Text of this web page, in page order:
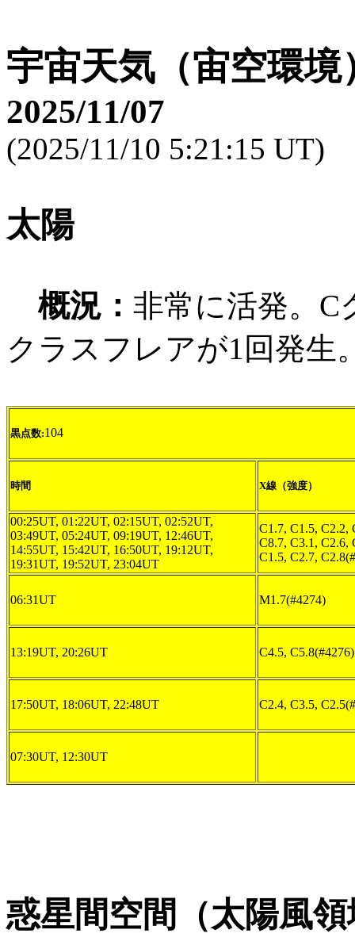
宇宙天気（宙空環境
2025/11/07
(2025/11/10 5:21:15 UT)
太陽
概況： 非常に活発。C
クラスフレアが1回発生
黒点数:104
時間 X線（強度）
00:25UT, 01:22UT, 02:15UT, 02:52UT,
03:49UT, 05:24UT, 09:19UT, 12:46UT,
14:55UT, 15:42UT, 16:50UT, 19:12UT,
19:31UT, 19:52UT, 23:04UT
C1.7, C1.5, C2.2,
C8.7, C3.1, C2.6,
C1.5, C2.7,
06:31UT M1.7(#4274)
13:19UT, 20:26UT C4.5, C5.8(#4276)
17:50UT, 18:06UT, 22:48UT C2.4, C3.5,
07:30UT, 12:30UT
惑星間空間（太陽風